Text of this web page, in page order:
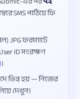
SMS পাঠিয়ে ফি
JPG ফরম্যাটে
ID সংরক্ষণ
।
ভিন্ন হয় — নিজের
দেখুন।